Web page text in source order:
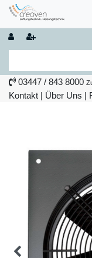
03447 / 843 8000
Kontakt | Über Uns |